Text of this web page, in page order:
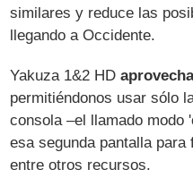
similares y reduce las
llegando a Occidente.
Yakuza 1&2 HD
permitiéndonos usar sólo
consola –el llamado modo
esa segunda pantalla
entre otros recursos.